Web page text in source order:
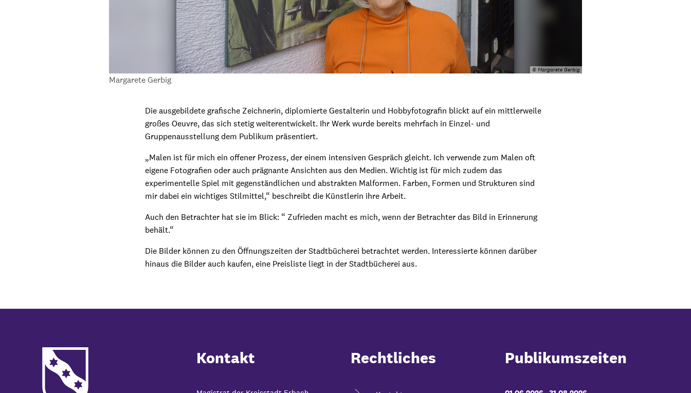
© Margarete Gerbig
Margarete Gerbig
Die ausgebildete grafische Zeichnerin, diplomierte Gestalterin und Hobbyfotografin blickt auf ein mittlerweile
großes Oeuvre, das sich stetig weiterentwickelt. Ihr Werk wurde bereits mehrfach in Einzel- und
Gruppenausstellung dem Publikum präsentiert.
„Malen ist für mich ein offener Prozess, der einem intensiven Gespräch gleicht. Ich verwende zum Malen oft
eigene Fotografien oder auch prägnante Ansichten aus den Medien. Wichtig ist für mich zudem das
experimentelle Spiel mit gegenständlichen und abstrakten Malformen. Farben, Formen und Strukturen sind
mir dabei ein wichtiges Stilmittel,“ beschreibt die Künstlerin ihre Arbeit.
Auch den Betrachter hat sie im Blick: “ Zufrieden macht es mich, wenn der Betrachter das Bild in Erinnerung
behält.“
Die Bilder können zu den Öffnungszeiten der Stadtbücherei betrachtet werden. Interessierte können darüber
hinaus die Bilder auch kaufen, eine Preisliste liegt in der Stadtbücherei aus.
Kontakt Rechtliches Publikumszeiten